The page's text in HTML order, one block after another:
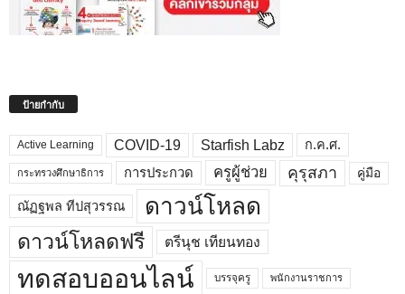
ป้ายกำกับ
Active Learning COVID-19 Starfish Labz ก.ค.ศ.
กระทรวงศึกษาธิการ การประกวด ครูผู้ช่วย คุรุสภา คู่มือ
ณัฏฐพล ทีปสุวรรณ ดาวน์โหลด
ดาวน์โหลดฟรี ตรีนุช เทียนทอง
ทดสอบออนไลน์ บรรจุครู พนักงานราชการ